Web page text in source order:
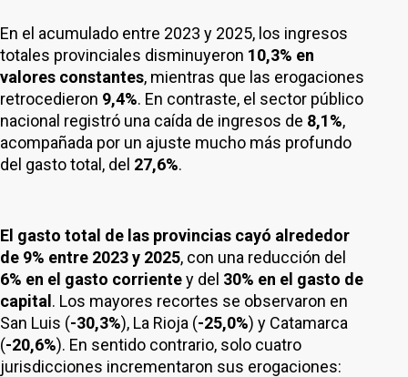
En el acumulado entre 2023 y 2025, los ingresos
totales provinciales disminuyeron 10,3% en
valores constantes, mientras que las erogaciones
retrocedieron 9,4%. En contraste, el sector público
nacional registró una caída de ingresos de 8,1%,
acompañada por un ajuste mucho más profundo
del gasto total, del 27,6%.
El gasto total de las provincias cayó alrededor
de 9% entre 2023 y 2025, con una reducción del
6% en el gasto corrientey del 30% en el gasto de
capital . Los mayores recortes se observaron en
San Luis (-30,3%), La Rioja (-25,0%) y Catamarca
(-20,6%). En sentido contrario, solo cuatro
jurisdicciones incrementaron sus erogaciones: